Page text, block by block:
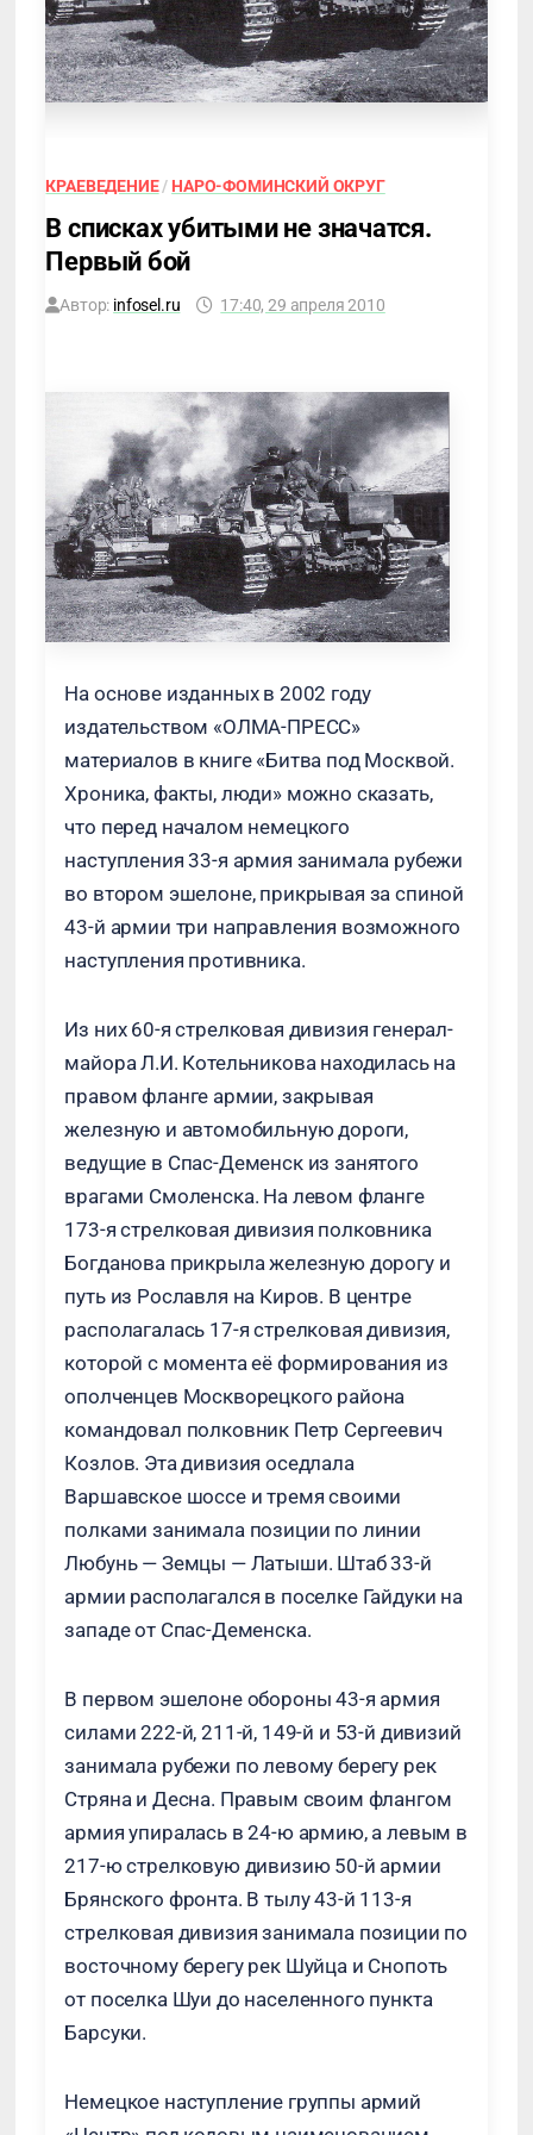
КРАЕВЕДЕНИЕ/ НАРО-ФОМИНСКИЙ ОКРУГ
В списках убитыми не значатся.
Первый бой
Автор: infosel.ru 17:40, 29 апреля 2010
На основе изданных в 2002 году
издательством «ОЛМА-ПРЕСС»
материалов в книге «Битва под Москвой.
Хроника, факты, люди» можно сказать,
что перед началом немецкого
наступления 33-я армия занимала рубежи
во втором эшелоне, прикрывая за спиной
43-й армии три направления возможного
наступления противника.
Из них 60-я стрелковая дивизия генерал-
майора Л.И. Котельникова находилась на
правом фланге армии, закрывая
железную и автомобильную дороги,
ведущие в Спас-Деменск из занятого
врагами Смоленска. На левом фланге
173-я стрелковая дивизия полковника
Богданова прикрыла железную дорогу и
путь из Рославля на Киров. В центре
располагалась 17-я стрелковая дивизия,
которой с момента её формирования из
ополченцев Москворецкого района
командовал полковник Петр Сергеевич
Козлов. Эта дивизия оседлала
Варшавское шоссе и тремя своими
полками занимала позиции по линии
Любунь — Земцы — Латыши. Штаб 33-й
армии располагался в поселке Гайдуки на
западе от Спас-Деменска.
В первом эшелоне обороны 43-я армия
силами 222-й, 211-й, 149-й и 53-й дивизий
занимала рубежи по левому берегу рек
Стряна и Десна. Правым своим флангом
армия упиралась в 24-ю армию, а левым в
217-ю стрелковую дивизию 50-й армии
Брянского фронта. В тылу 43-й 113-я
стрелковая дивизия занимала позиции по
восточному берегу рек Шуйца и Снопоть
от поселка Шуи до населенного пункта
Барсуки.
Немецкое наступление группы армий